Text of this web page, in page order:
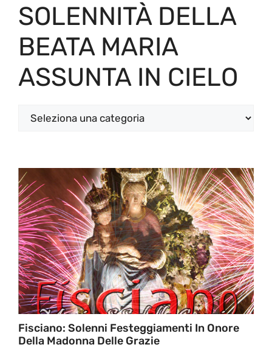
SOLENNITÀ DELLA
BEATA MARIA
ASSUNTA IN CIELO
Categorie
Fisciano: Solenni Festeggiamenti In Onore
Della Madonna Delle Grazie